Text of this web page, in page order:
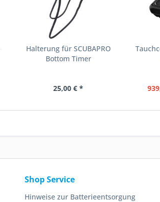
Halterung für SCUBAPRO
Bottom Timer
25,00 € *
Shop Service
Hinweise zur Batterieentsorgung